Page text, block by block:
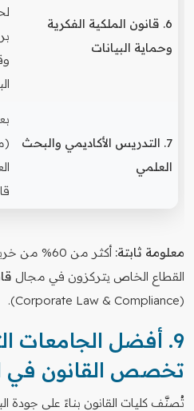
6. قانون الملكية الفكرية
وحماية البيانات
7. التدريس الأكاديمي والبحث
العلمي
معلومة ثابتة:
أكثر من
القطاع الخاص يتركزون في مجال
(Corporate Law & Compliance).
9. أفضل الجامعات
تخصص القانون في
تُصنَّف كليات القانون بناءً على جودة